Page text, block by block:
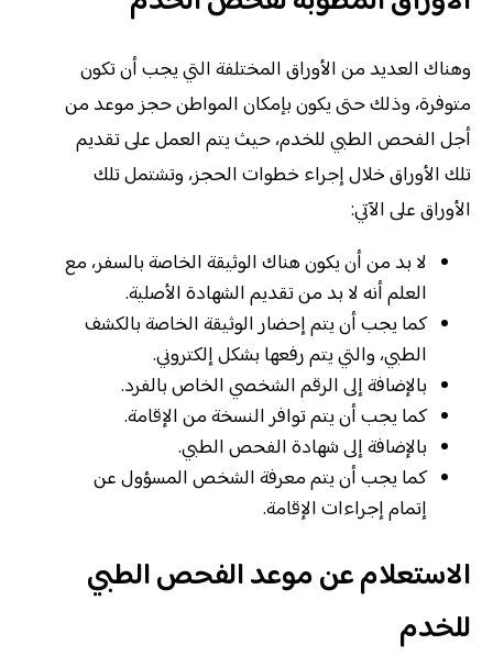
وهناك العديد من الأوراق المختلفة التي يجب أن تكون
متوفرة، وذلك حتى يكون بإمكان المواطن حجز موعد من
أجل الفحص الطبي للخدم، حيث يتم العمل على تقديم
تلك الأوراق خلال إجراء خطوات الحجز، وتشتمل تلك
الأوراق على الآتي:
لا بد من أن يكون هناك الوثيقة الخاصة بالسفر، مع
العلم أنه لا بد من تقديم الشهادة الأصلية.
كما يجب أن يتم إحضار الوثيقة الخاصة بالكشف
الطبي، والتي يتم رفعها بشكل إلكتروني.
بالإضافة إلى الرقم الشخصي الخاص بالفرد.
كما يجب أن يتم توافر النسخة من الإقامة.
بالإضافة إلى شهادة الفحص الطبي.
كما يجب أن يتم معرفة الشخص المسؤول عن
إتمام إجراءات الإقامة.
الاستعلام عن موعد الفحص الطبي
للخدم